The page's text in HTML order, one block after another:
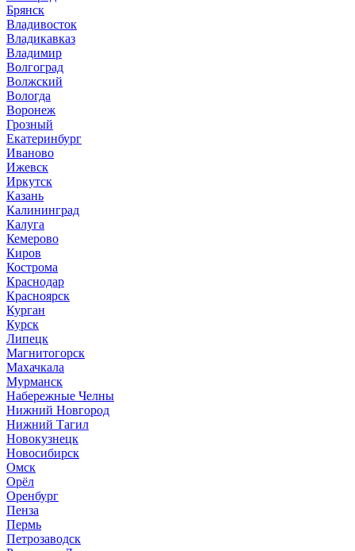
Брянск
Владивосток
Владикавказ
Владимир
Волгоград
Волжский
Вологда
Воронеж
Грозный
Екатеринбург
Иваново
Ижевск
Иркутск
Казань
Калининград
Калуга
Кемерово
Киров
Кострома
Краснодар
Красноярск
Курган
Курск
Липецк
Магнитогорск
Махачкала
Мурманск
Набережные Челны
Нижний Новгород
Нижний Тагил
Новокузнецк
Новосибирск
Омск
Орёл
Оренбург
Пенза
Пермь
Петрозаводск